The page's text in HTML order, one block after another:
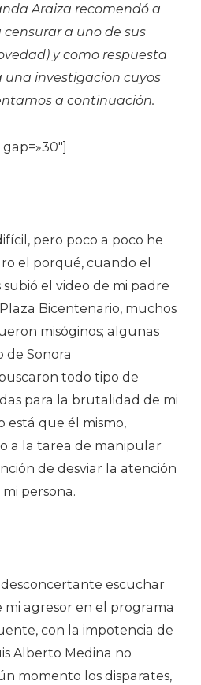
Araiza recomendó a
censurar a uno de sus
y como respuesta
una investigacion cuyos
a continuación.
gap=»30″]
pero poco a poco he
el porqué, cuando el
el video de mi padre
Bicentenario, muchos
misóginos; algunas
de Sonora
todo tipo de
para la brutalidad de mi
está que él mismo,
a la tarea de manipular
de desviar la atención
persona.
escuchar
mi agresor en el programa
con la impotencia de
Alberto Medina no
momento los disparates,